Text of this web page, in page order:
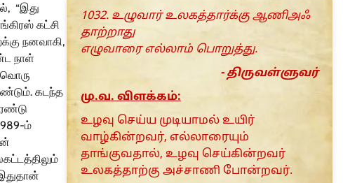
“இது
கட்சி
நனவாகி,
நாள்
கடந்த
ம்
1032. உழுவார் உலகத்தார்க்கு ஆணிஅஃ
தாற்றாது
எழுவாரை எல்லாம் பொறுத்து.
- திருவள்ளுவர்
மு.வ. விளக்கம்:
உழவு செய்ய முடியாமல் உயிர்
வாழ்கின்றவர், எல்லாரையும்
தாங்குவதால், உழவு செய்கின்றவர்
உலகத்தாற்கு அச்சாணி போன்றவர்.